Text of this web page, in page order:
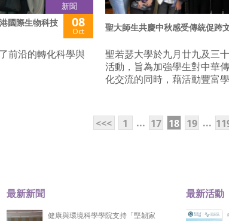
新聞
國際生物科技
08
Oct
前沿的轉化科學與
聖大師生共慶中秋感受傳統促跨
聖若瑟大學於九月廿九及三
活動，旨為加強學生對中華
化交流的同時，藉活動豐富
<<< 1 ... 17 18 19 ...
最新新聞
健康與環境科學學院支持「堅韌家
最新活動